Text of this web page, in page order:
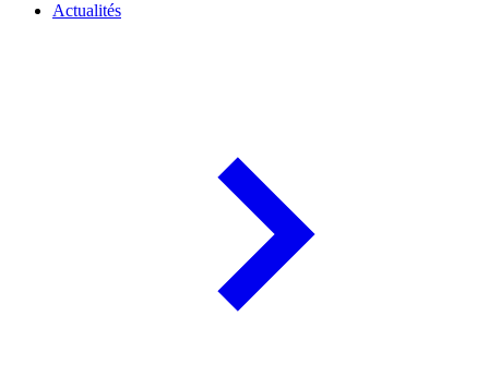
Actualités